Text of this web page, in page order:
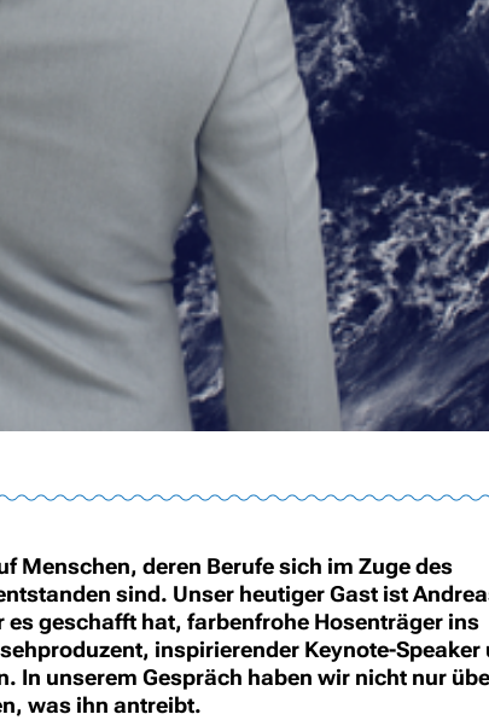
Menschen, deren Berufe sich im Zuge des
sind. Unser heutiger Gast ist
geschafft hat, farbenfrohe Hosenträger ins
inspirierender Keynote-Speaker
In unserem Gespräch haben wir nicht nur
was ihn antreibt.